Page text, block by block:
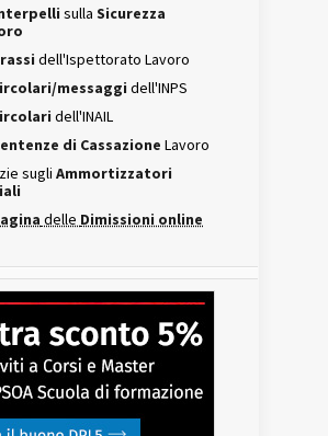
sulla Sicurezza
dell'Ispettorato Lavoro
messaggi dell'INPS
dell'INAIL
di Cassazione Lavoro
sugli Ammortizzatori
delle Dimissioni online